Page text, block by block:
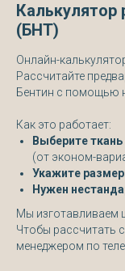
Калькулятор
(БНТ)
Онлайн-
Рассчитайте
Бентин с помощью
Как это работает:
Выберите ткань
(от эконом-
Укажите
Нужен
Мы изготавливаем
Чтобы рассчитать
менеджером по